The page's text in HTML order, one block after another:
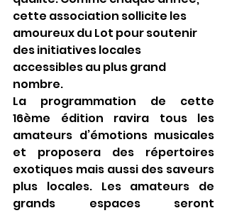
cette association sollicite les
amoureux du Lot pour soutenir
des initiatives locales
accessibles au plus grand
nombre.
La programmation de cette
16ème édition ravira tous les
amateurs d’émotions musicales
et proposera des répertoires
exotiques mais aussi des saveurs
plus locales. Les amateurs de
grands espaces seront